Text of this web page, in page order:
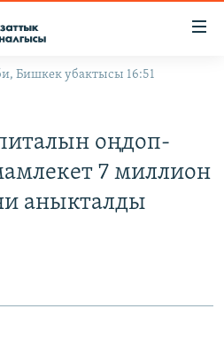
Бишкек убактысы 16:51
оңдоп-
7 миллион
аныкталды